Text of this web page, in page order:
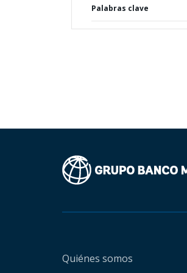
Palabras clave
Quiénes somos